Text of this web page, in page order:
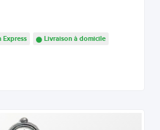
Express Livraison à domicile